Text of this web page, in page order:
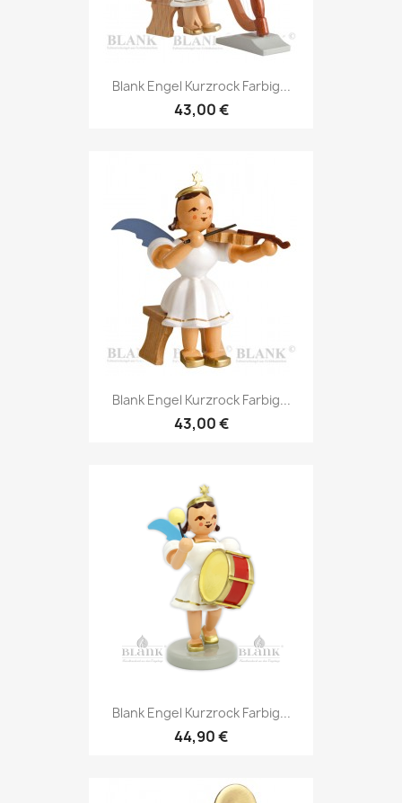
Blank Engel Kurzrock Farbig...
43,00 €
Blank Engel Kurzrock Farbig...
43,00 €
Blank Engel Kurzrock Farbig...
44,90 €